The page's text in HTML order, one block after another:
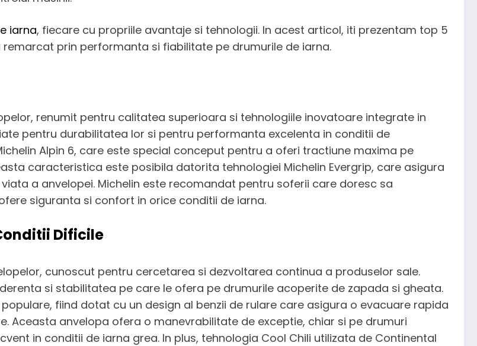
iarna, fiecare cu propriile avantaje si tehnologii. In acest articol, iti prezentam top 5
prin performanta si fiabilitate pe drumurile de iarna.
renumit pentru calitatea superioara si tehnologiile inovatoare integrate in
pentru durabilitatea lor si pentru performanta excelenta in conditii de
Alpin 6, care este special conceput pentru a oferi tractiune maxima pe
caracteristica este posibila datorita tehnologiei Michelin Evergrip, care asigura
a anvelopei. Michelin este recomandat pentru soferii care doresc sa
siguranta si confort in orice conditii de iarna.
Dificile
cunoscut pentru cercetarea si dezvoltarea continua a produselor sale.
si stabilitatea pe care le ofera pe drumurile acoperite de zapada si gheata.
fiind dotat cu un design al benzii de rulare care asigura o evacuare rapida
Aceasta anvelopa ofera o manevrabilitate de exceptie, chiar si pe drumuri
in conditii de iarna grea. In plus, tehnologia Cool Chili utilizata de Continental